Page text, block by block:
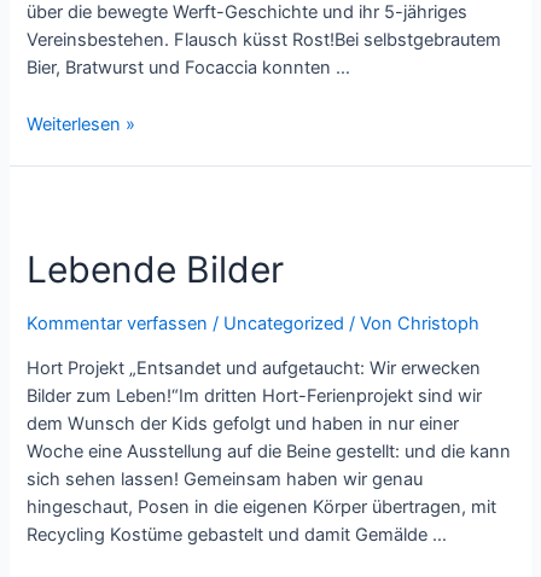
über die bewegte Werft-Geschichte und ihr 5-jähriges
Vereinsbestehen. Flausch küsst Rost!Bei selbstgebrautem
Bier, Bratwurst und Focaccia konnten …
100
Aken
Weiterlesen »
Lebende Bilder
Kommentar verfassen / Uncategorized / VonChristoph
Hort Projekt „Entsandet und aufgetaucht: Wir erwecken
Bilder zum Leben!“Im dritten Hort-Ferienprojekt sind wir
dem Wunsch der Kids gefolgt und haben in nur einer
Woche eine Ausstellung auf die Beine gestellt: und die kann
sich sehen lassen! Gemeinsam haben wir genau
hingeschaut, Posen in die eigenen Körper übertragen, mit
Recycling Kostüme gebastelt und damit Gemälde …